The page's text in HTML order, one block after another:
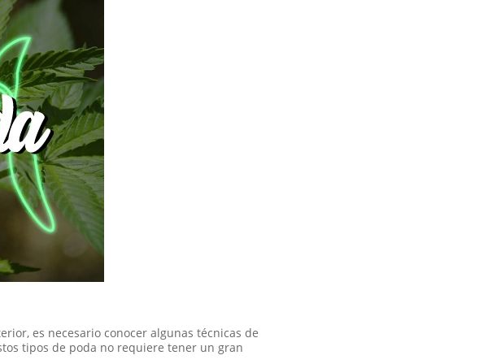
es necesario conocer algunas técnicas de
tipos de poda no requiere tener un gran